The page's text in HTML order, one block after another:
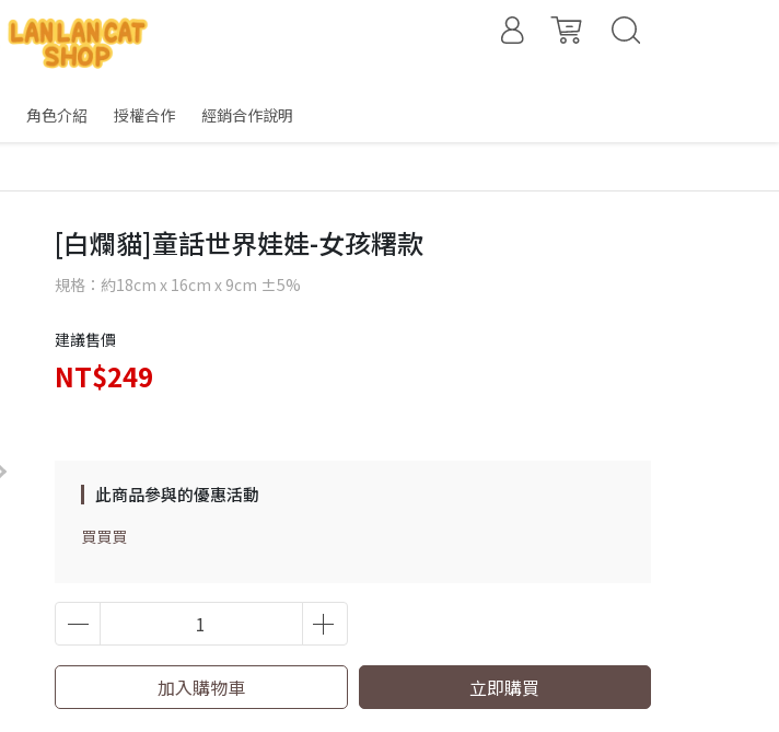
角色介紹 授權合作 經銷合作說明
[白爛貓]童話世界娃娃-女孩糬款
規格：約18cm x 16cm x 9cm ±5%
建議售價
NT$249
此商品參與的優惠活動
買買買
加入購物車 立即購買